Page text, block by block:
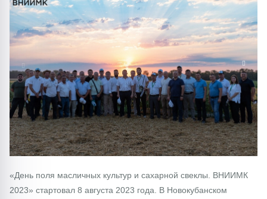
1/0
«День поля масличных культур и сахарной свеклы. ВНИИМК
2023» стартовал 8 августа 2023 года. В Новокубанском